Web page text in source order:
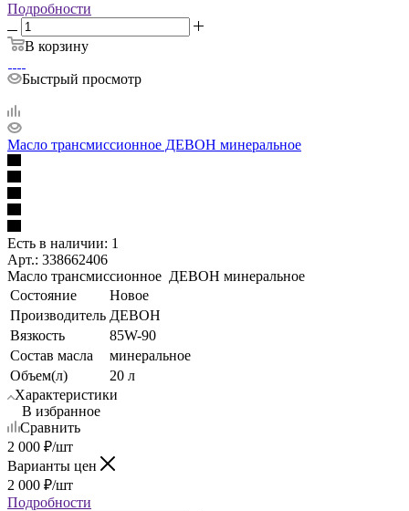
Подробности
В корзину
Быстрый просмотр
Масло трансмиссионное ДЕВОН минеральное
Есть в наличии: 1
Арт.: 338662406
Масло трансмиссионное ДЕВОН минеральное
Состояние
Новое
Производитель ДЕВОН
Вязкость
85W-90
Состав масла
минеральное
Объем(л)
20 л
Характеристики
В избранное
Сравнить
2 000 ₽/шт
Варианты цен
2 000 ₽/шт
Подробности